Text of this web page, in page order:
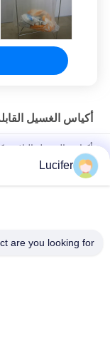
أكياس الغسيل
أكياس الغسيل
للتصرف للطب /
Lucifer
are you looking for?